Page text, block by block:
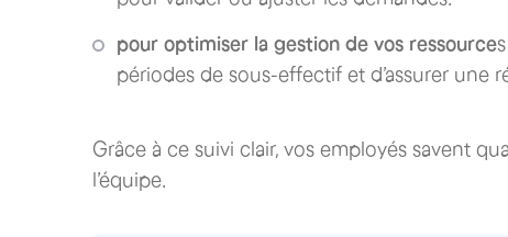
pour optimiser la gestion de vos ressource
périodes de sous-effectif et d’assurer une
Grâce à ce suivi clair, vos employés savent
l’équipe.